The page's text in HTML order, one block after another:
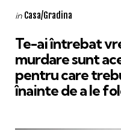
Categories
Posted
in Casa/Gradina
Te-ai întrebat
murdare sunt
pentru care
înainte de a le